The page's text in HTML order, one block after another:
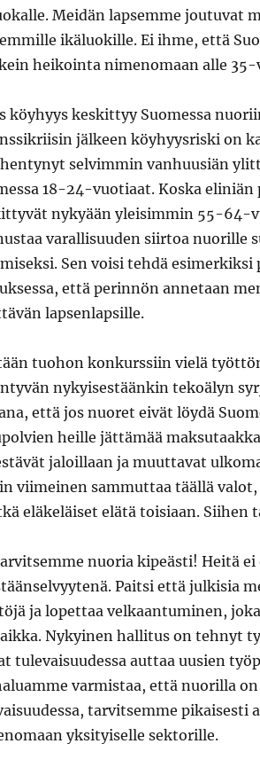
Meidän lapsemme joutuvat
ikäluokille. Ei ihme, että
heikointa nimenomaan alle
köyhyys keskittyy Suomessa
jälkeen köyhyysriski on
selvimmin vanhuusiän
18-24-vuotiaat. Koska
nykyään yleisimmin 55-64-
varallisuuden siirtoa nuorille
Sen voisi tehdä
että perinnön annetaan
lapsenlapsille.
tuohon konkurssiin vielä
nykyisestäänkin tekoälyn
että jos nuoret eivät löydä
heille jättämää
jaloillaan ja muuttavat
viimeinen sammuttaa täällä
eläkeläiset elätä toisiaan.
nuoria kipeästi! Heitä ei
Paitsi että julkisia
ja lopettaa velkaantuminen,
Nykyinen hallitus on tehnyt
tulevaisuudessa auttaa uusien
varmistaa, että nuorilla
tarvitsemme pikaisesti
yksityiselle sektorille.